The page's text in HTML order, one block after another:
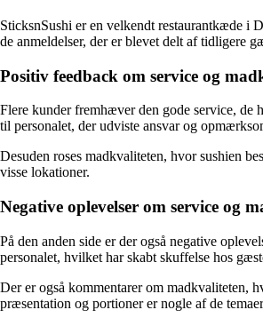
SticksnSushi er en velkendt restaurantkæde i
de anmeldelser, der er blevet delt af tidligere
Positiv feedback om service og
Flere kunder fremhæver den gode service, de
til personalet, der udviste ansvar og
Desuden roses madkvaliteten, hvor sushien
visse lokationer.
Negative oplevelser om service og
På den anden side er der også negative
personalet, hvilket har skabt skuffelse hos
Der er også kommentarer om madkvaliteten,
præsentation og portioner er nogle af de